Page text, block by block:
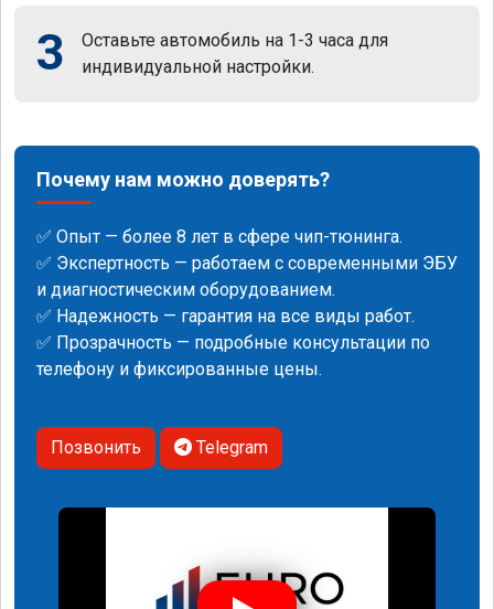
3
Оставьте автомобиль на 1-3 часа для
индивидуальной настройки.
Почему нам можно доверять?
✅ Опыт — более 8 лет в сфере чип-тюнинга.
✅ Экспертность — работаем с современными ЭБУ
и диагностическим оборудованием.
✅ Надежность — гарантия на все виды работ.
✅ Прозрачность — подробные консультации по
телефону и фиксированные цены.
Позвонить Telegram